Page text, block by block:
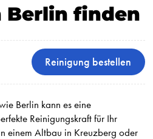
Berlin finden
Reinigung bestellen
Berlin kann es eine
Reinigungskraft für Ihr
einem Altbau in Kreuzberg oder